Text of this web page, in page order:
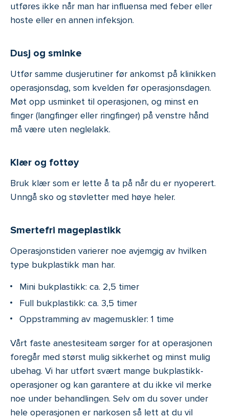
utføres ikke når man har influensa med feber eller
hoste eller en annen infeksjon.
Dusj og sminke
Utfør samme dusjerutiner før ankomst på klinikken
operasjonsdag, som kvelden før operasjonsdagen.
Møt opp usminket til operasjonen, og minst en
finger (langfinger eller ringfinger) på venstre hånd
må være uten neglelakk.
Klær og fottøy
Bruk klær som er lette å ta på når du er nyoperert.
Unngå sko og støvletter med høye heler.
Smertefri mageplastikk
Operasjonstiden varierer noe avjemgig av hvilken
type bukplastikk man har.
Mini bukplastikk: ca. 2,5 timer
Full bukplastikk: ca. 3,5 timer
Oppstramming av magemuskler: 1 time
Vårt faste anestesiteam sørger for at operasjonen
foregår med størst mulig sikkerhet og minst mulig
ubehag. Vi har utført svært mange bukplastikk-
operasjoner og kan garantere at du ikke vil merke
noe under behandlingen. Selv om du sover under
hele operasjonen er narkosen så lett at du vil